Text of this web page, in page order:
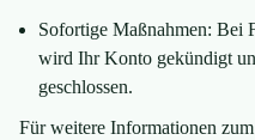
Sofortige Maßnahmen: Bei
wird Ihr Konto gekündigt
geschlossen.
Für weitere Informationen